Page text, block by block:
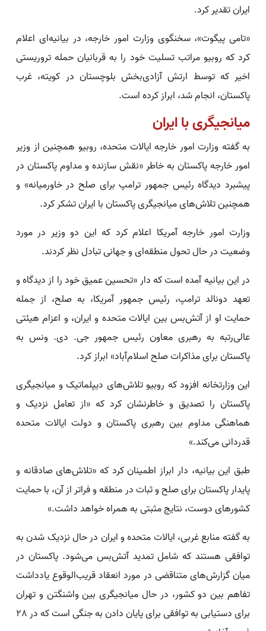
ایران تقدیر کرد.
«تامی پیگوت»، سخنگوی وزارت امور خارجه، در بیانیه‌ای اعلام
کرد که روبیو مراتب تسلیت خود را به قربانیان حمله تروریستی
اخیر که توسط ارتش آزادی‌بخش بلوچستان در کویته، غرب
پاکستان، انجام شد، ابراز کرده است.
میانجیگری با ایران
به گفته وزارت امور خارجه ایالات متحده، روبیو همچنین از وزیر
امور خارجه پاکستان به خاطر «نقش سازنده و مداوم پاکستان در
پیشبرد دیدگاه رئیس جمهور ترامپ برای صلح در خاورمیانه» و
همچنین تلاش‌های میانجیگری پاکستان با ایران تشکر کرد.
وزارت امور خارجه آمریکا اعلام کرد که این دو وزیر در مورد
وضعیت در حال تحول منطقه‌ای و جهانی تبادل نظر کردند.
در این بیانیه آمده است که دار «تحسین عمیق خود را از دیدگاه و
تعهد دونالد ترامپ، رئیس جمهور آمریکا، به صلح، از جمله
حمایت او از آتش‌بس بین ایالات متحده و ایران، و اعزام هیئتی
عالی‌رتبه به رهبری معاون رئیس جمهور جی. دی. ونس به
پاکستان برای مذاکرات صلح اسلام‌آباد» ابراز کرد.
این وزارتخانه افزود که روبیو تلاش‌های دیپلماتیک و میانجیگری
پاکستان را تصدیق و خاطرنشان کرد که «از تعامل نزدیک و
هماهنگی مداوم بین رهبری پاکستان و دولت ایالات متحده
قدردانی می‌کند.»
طبق این بیانیه، دار ابراز اطمینان کرد که «تلاش‌های صادقانه و
پایدار پاکستان برای صلح و ثبات در منطقه و فراتر از آن، با حمایت
کشورهای دوست، نتایج مثبتی به همراه خواهد داشت.»
به گفته منابع غربی، ایالات متحده و ایران در حال نزدیک شدن به
توافقی هستند که شامل تمدید آتش‌بس می‌شود. پاکستان در
میان گزارش‌های متناقضی در مورد انعقاد قریب‌الوقوع یادداشت
تفاهم بین دو کشور، در حال میانجیگری بین واشنگتن و تهران
برای دستیابی به توافقی برای پایان دادن به جنگی است که در 28